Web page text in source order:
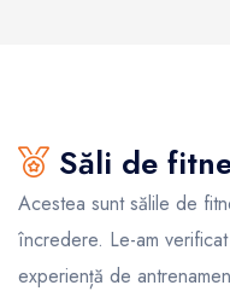
Săli de
Acestea sunt sălile de
încredere. Le-am
experiență de